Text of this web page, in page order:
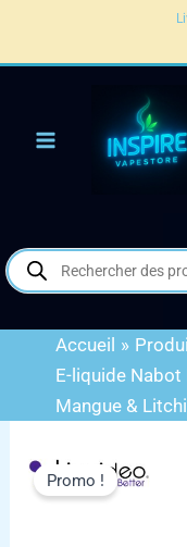
Recherche
de
produits
Accueil
E-liquide
Mangue &
Promo !
|
Frais